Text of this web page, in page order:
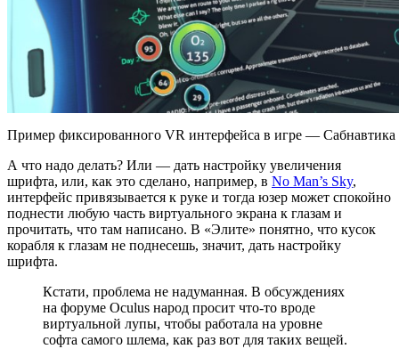
Пример фиксированного VR интерфейса в игре — Сабнавтика
А что надо делать? Или — дать настройку увеличения
шрифта, или, как это сделано, например, в No Man’s Sky,
интерфейс привязывается к руке и тогда юзер может спокойно
поднести любую часть виртуального экрана к глазам и
прочитать, что там написано. В «Элите» понятно, что кусок
корабля к глазам не поднесешь, значит, дать настройку
шрифта.
Кстати, проблема не надуманная. В обсуждениях
на форуме Oculus народ просит что-то вроде
виртуальной лупы, чтобы работала на уровне
софта самого шлема, как раз вот для таких вещей.